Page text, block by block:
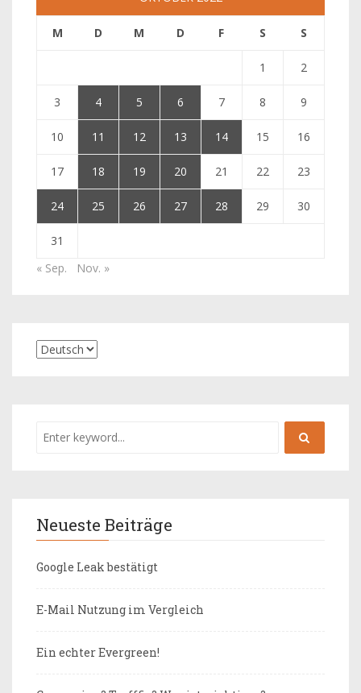
M D M D F S S
1 2
3 4 5 6 7 8 9
10 11 12 13 14 15 16
17 18 19 20 21 22 23
24 25 26 27 28 29 30
31
« Sep.
Nov. »
Neueste Beiträge
Google Leak bestätigt
E-Mail Nutzung im Vergleich
Ein echter Evergreen!